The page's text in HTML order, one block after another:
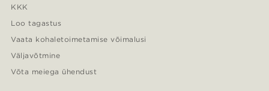
KKK
Loo tagastus
Vaata kohaletoimetamise võimalusi
Väljavõtmine
Võta meiega ühendust